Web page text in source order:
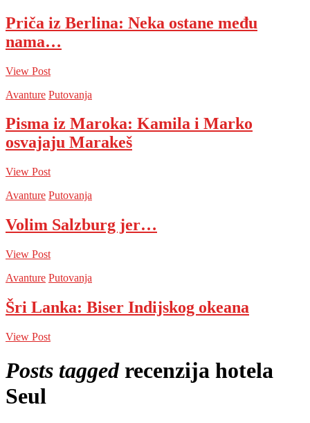
Priča iz Berlina: Neka ostane među
nama…
View Post
Avanture Putovanja
Pisma iz Maroka: Kamila i Marko
osvajaju Marakeš
View Post
Avanture Putovanja
Volim Salzburg jer…
View Post
Avanture Putovanja
Šri Lanka: Biser Indijskog okeana
View Post
Posts tagged recenzija hotela
Seul